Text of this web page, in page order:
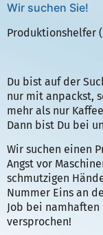
Wir suchen Sie!
Produktionshelfer
Du bist auf der
nur mit anpackst,
mehr als nur
Dann bist Du bei
Wir suchen einen
Angst vor
schmutzigen
Nummer Eins an
Job bei
versprochen!